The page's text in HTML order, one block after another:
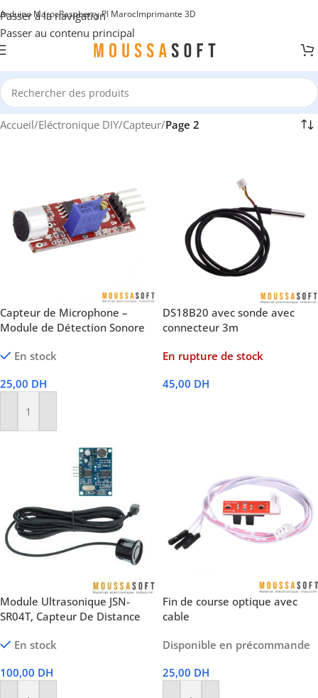
Passer à la navigation
Passer au contenu principal
Arduino MarocRaspberry PI MarocImprimante 3D
Accueil/Eléctronique DIY/Capteur/Page 2
Capteur de Microphone –
Module de Détection Sonore
En stock
25,00 DH
Ajouter Au Panier
DS18B20 avec sonde avec
connecteur 3m
En rupture de stock
45,00 DH
Module Ultrasonique JSN-
SR04T, Capteur De Distance
En stock
100,00 DH
Fin de course optique avec
cable
Disponible en précommande
25,00 DH